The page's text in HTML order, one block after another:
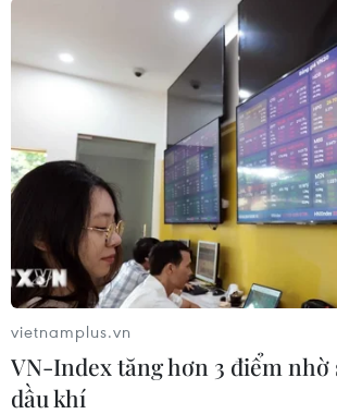
Liên quan đến văn bản giả mạo
Đắk Lắk nghỉ học, hiện các
tỉnh Đắk Lắk đang khẩn trương
tượng làm giả văn bản để xử lý
của pháp luật./.
vietnamplus.vn
VN-Index tăng hơn 3 điểm nhờ
dầu khí